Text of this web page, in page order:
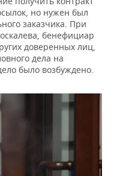
но нужен был
заказчика. При
бенефициар
доверенных лиц,
дела на
было возбуждено.